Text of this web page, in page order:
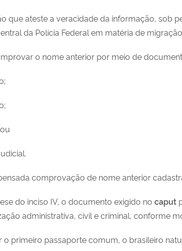
que ateste a veracidade da informação, sob
da Polícia Federal em matéria de
o nome anterior por meio de
comprovação de nome anterior
do inciso IV, o documento exigido no caput
administrativa, civil e criminal, conforme
o primeiro passaporte comum, o brasileiro